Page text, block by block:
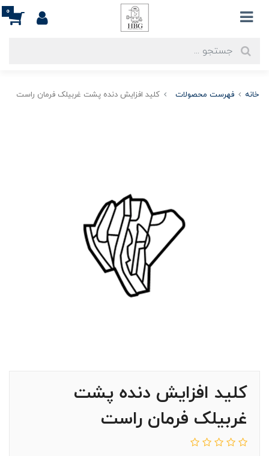
0
خانه فهرست محصولات کلید افزایش دنده پشت غربیلک فرمان راست
کلید افزایش دنده پشت
غربیلک فرمان راست